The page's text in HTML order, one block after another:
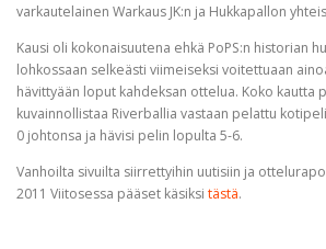
varkautelainen Warkaus JK:n ja Hukkapallon
Kausi oli kokonaisuutena ehkä PoPS:n historian
lohkossaan selkeästi viimeiseksi voitettuaan
hävittyään loput kahdeksan ottelua. Koko kautta
kuvainnollistaa Riverballia vastaan pelattu
0 johtonsa ja hävisi pelin lopulta 5-6.
Vanhoilta sivuilta siirrettyihin uutisiin ja
2011 Viitosessa pääset käsiksi tästä.